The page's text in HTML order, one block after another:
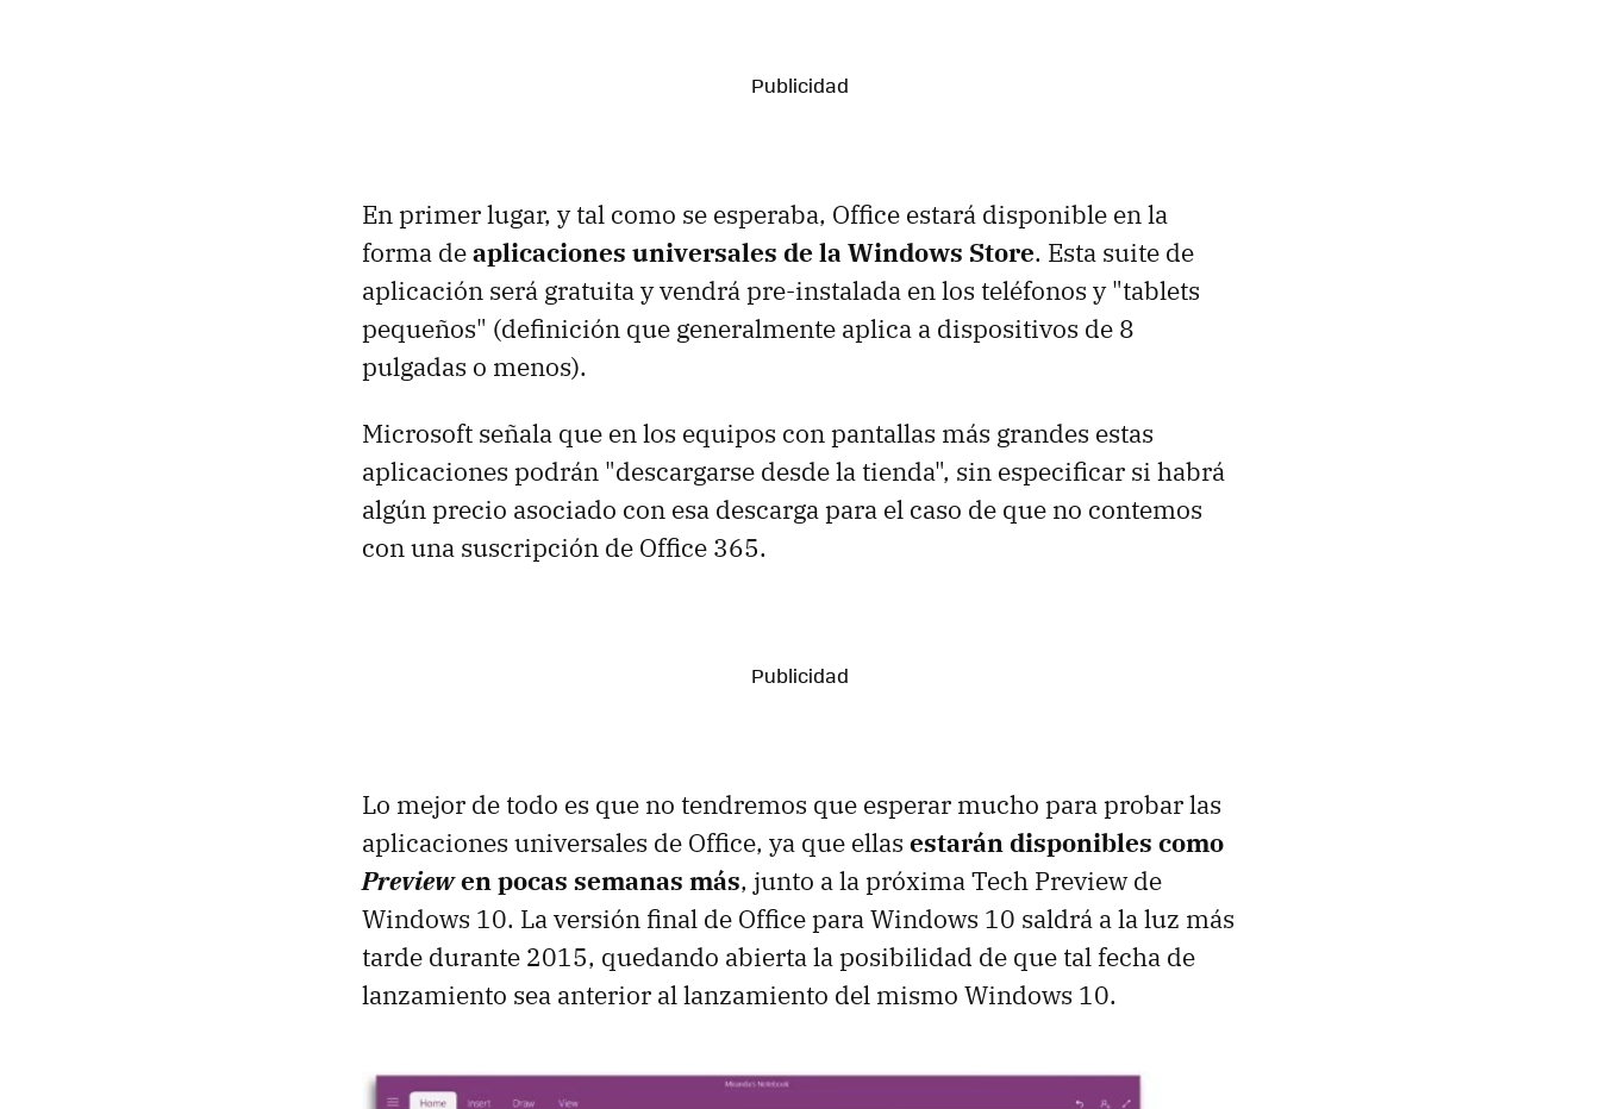
En primer lugar, y tal como se esperaba, Office estará disponible en la
forma deaplicaciones universales de la Windows Store. Esta suite de
aplicación será gratuita y vendrá pre-instalada en los teléfonos y "tablets
pequeños" (definición que generalmente aplica a dispositivos de 8
pulgadas o menos).
Microsoft señala que en los equipos con pantallas más grandes estas
aplicaciones podrán "descargarse desde la tienda", sin especificar si habrá
algún precio asociado con esa descarga para el caso de que no contemos
con una suscripción de Office 365.
Lo mejor de todo es que no tendremos que esperar mucho para probar las
aplicaciones universales de Office, ya que ellas estarán disponibles como
Previewen pocas semanas más, junto a la próxima Tech Preview de
Windows 10. La versión final de Office para Windows 10 saldrá a la luz más
tarde durante 2015, quedando abierta la posibilidad de que tal fecha de
lanzamiento sea anterior al lanzamiento del mismo Windows 10.